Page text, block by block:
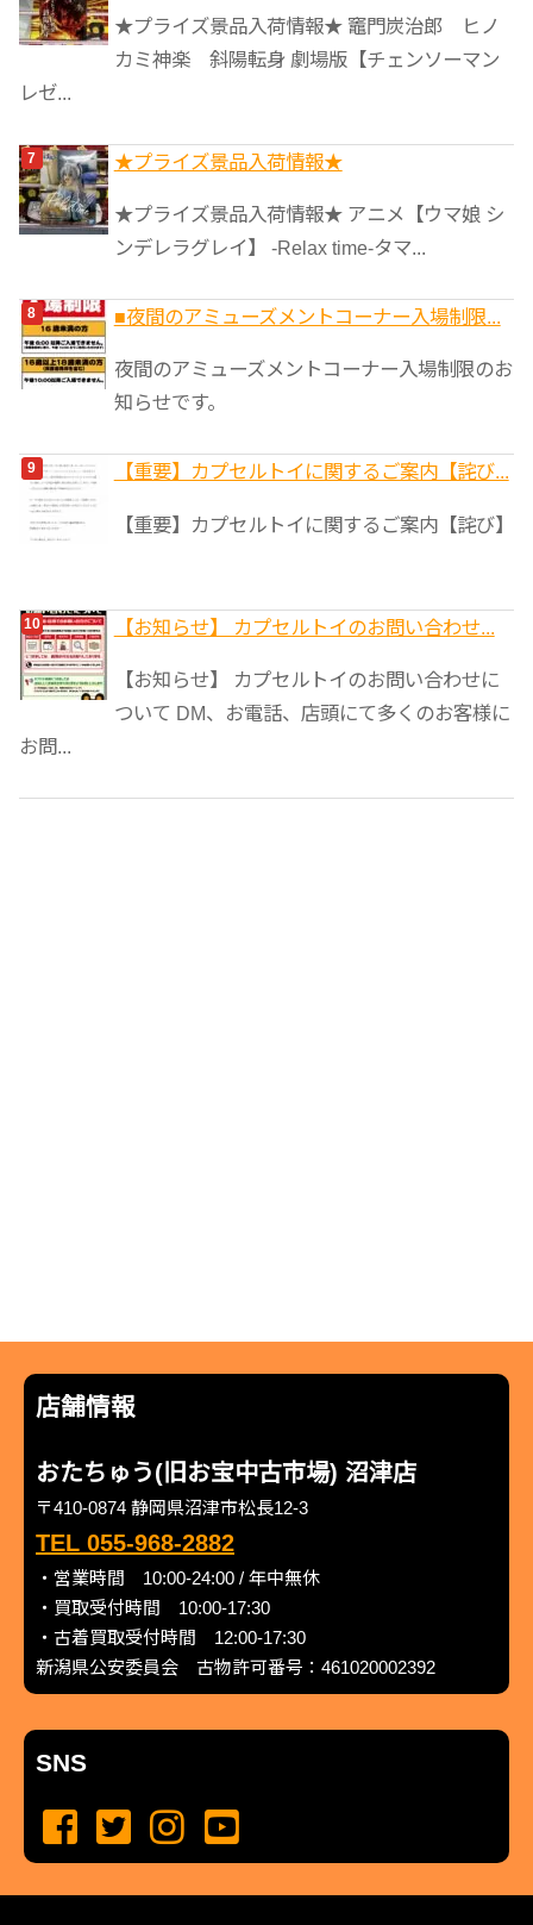
★プライズ景品入荷情報★ 竈門炭治郎 ヒノ
カミ神楽 斜陽転身 劇場版【チェンソーマン
レゼ...
★プライズ景品入荷情報★
★プライズ景品入荷情報★ アニメ【ウマ娘 シ
ンデレラグレイ】 -Relax time-タマ...
■夜間のアミューズメントコーナー入場制限...
夜間のアミューズメントコーナー入場制限のお
知らせです。
【重要】カプセルトイに関するご案内【詫び...
【重要】カプセルトイに関するご案内【詫び】
【お知らせ】 カプセルトイのお問い合わせ...
【お知らせ】 カプセルトイのお問い合わせに
ついて DM、お電話、店頭にて多くのお客様に
お問...
店舗情報
おたちゅう(旧お宝中古市場) 沼津店
〒410-0874 静岡県沼津市松長12-3
TEL 055-968-2882
・営業時間 10:00-24:00 / 年中無休
・買取受付時間 10:00-17:30
・古着買取受付時間 12:00-17:30
新潟県公安委員会 古物許可番号：461020002392
SNS